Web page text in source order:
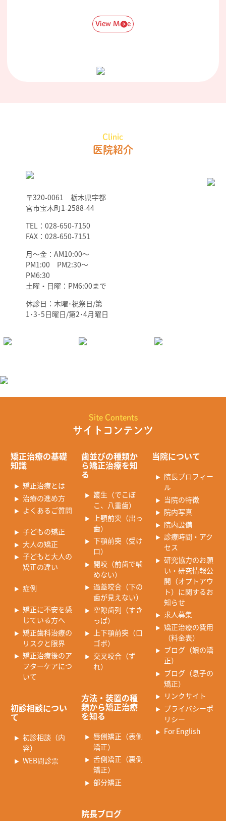
View More
Clinic
医院紹介
〒320-0061 栃木県宇都
宮市宝木町1-2588-44
TEL：028-650-7150
FAX：028-650-7151
月～金：AM10:00～
PM1:00 PM2:30～
PM6:30
土曜・日曜：PM6:00まで
休診日：木曜･祝祭日/第
1･3･5日曜日/第2･4月曜日
Site Contents
サイトコンテンツ
矯正治療の基礎
知識
矯正治療とは
治療の進め方
よくあるご質問
子どもの矯正
大人の矯正
子どもと大人の
矯正の違い
症例
矯正に不安を感
じている方へ
矯正歯科治療の
リスクと限界
矯正治療後のア
フターケアにつ
いて
初診相談につい
て
初診相談（内
容）
WEB問診票
歯並びの種類か
ら矯正治療を知
る
叢生（でこぼ
こ、八重歯）
上顎前突（出っ
歯）
下顎前突（受け
口）
開咬（前歯で噛
めない）
過蓋咬合（下の
歯が見えない）
空隙歯列（すき
っぱ）
上下顎前突（口
ゴボ）
交叉咬合（ず
れ）
方法・装置の種
類から矯正治療
を知る
唇側矯正（表側
矯正）
舌側矯正（裏側
矯正）
部分矯正
院長ブログ
当院について
院長プロフィー
ル
当院の特徴
院内写真
院内設備
診療時間・アク
セス
研究協力のお願
い・研究情報公
開（オプトアウ
ト）に関するお
知らせ
求人募集
矯正治療の費用
（料金表）
ブログ（娘の矯
正）
ブログ（息子の
矯正）
リンクサイト
プライバシーポ
リシー
For English